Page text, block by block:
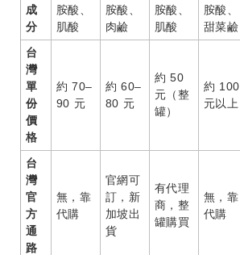
成
分
胺酸、
肌酸
胺酸、
肉鹼
胺酸、
肌酸
胺酸、
甜菜鹼
台
灣
單
份
價
格
約 70–
90 元
約 60–
80 元
約 50
元（整
罐）
約 100
元以上
台
灣
官
方
通
路
無，靠
代購
官網可
訂，新
加坡出
貨
有代理
商，整
罐購買
無，靠
代購